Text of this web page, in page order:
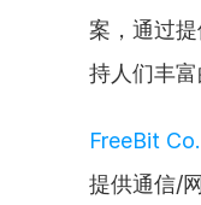
案，通过
持人们丰富
FreeBit
提供通信/